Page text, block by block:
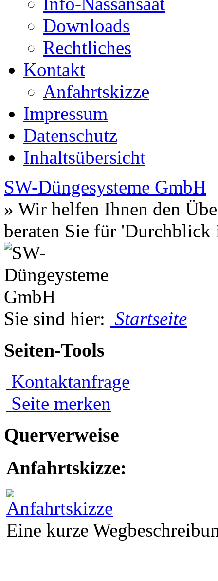
Downloads
Rechtliches
Kontakt
Anfahrtskizze
Impressum
Datenschutz
Inhaltsübersicht
SW-Düngesysteme GmbH
» Wir helfen Ihnen den
beraten Sie für 'Durchblick
Sie sind hier: Startseite
Seiten-Tools
Kontaktanfrage
Seite merken
Querverweise
Anfahrtskizze:
Eine kurze